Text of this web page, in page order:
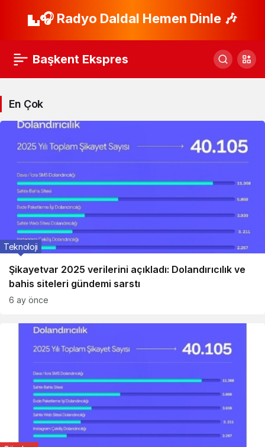
🎧 Radyo Daldal Hemen Dinle 🎶
Başkent Ekspres
En Çok
Şikayetvar 2025 verilerini açıkladı: Dolandırıcılık ve
bahis siteleri gündemi sarstı
Teknoloji
6 ay önce